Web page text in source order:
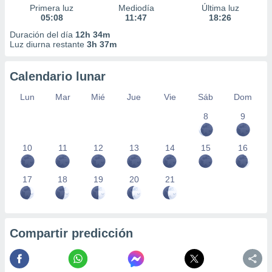
Primera luz
05:08
Mediodía
11:47
Última luz
18:26
Duración del día 12h 34m
Luz diurna restante 3h 37m
Calendario lunar
Lun Mar Mié Jue Vie Sáb
Dom
8
9
10 11 12 13 14 15 16
17 18 19 20 21
Compartir predicción